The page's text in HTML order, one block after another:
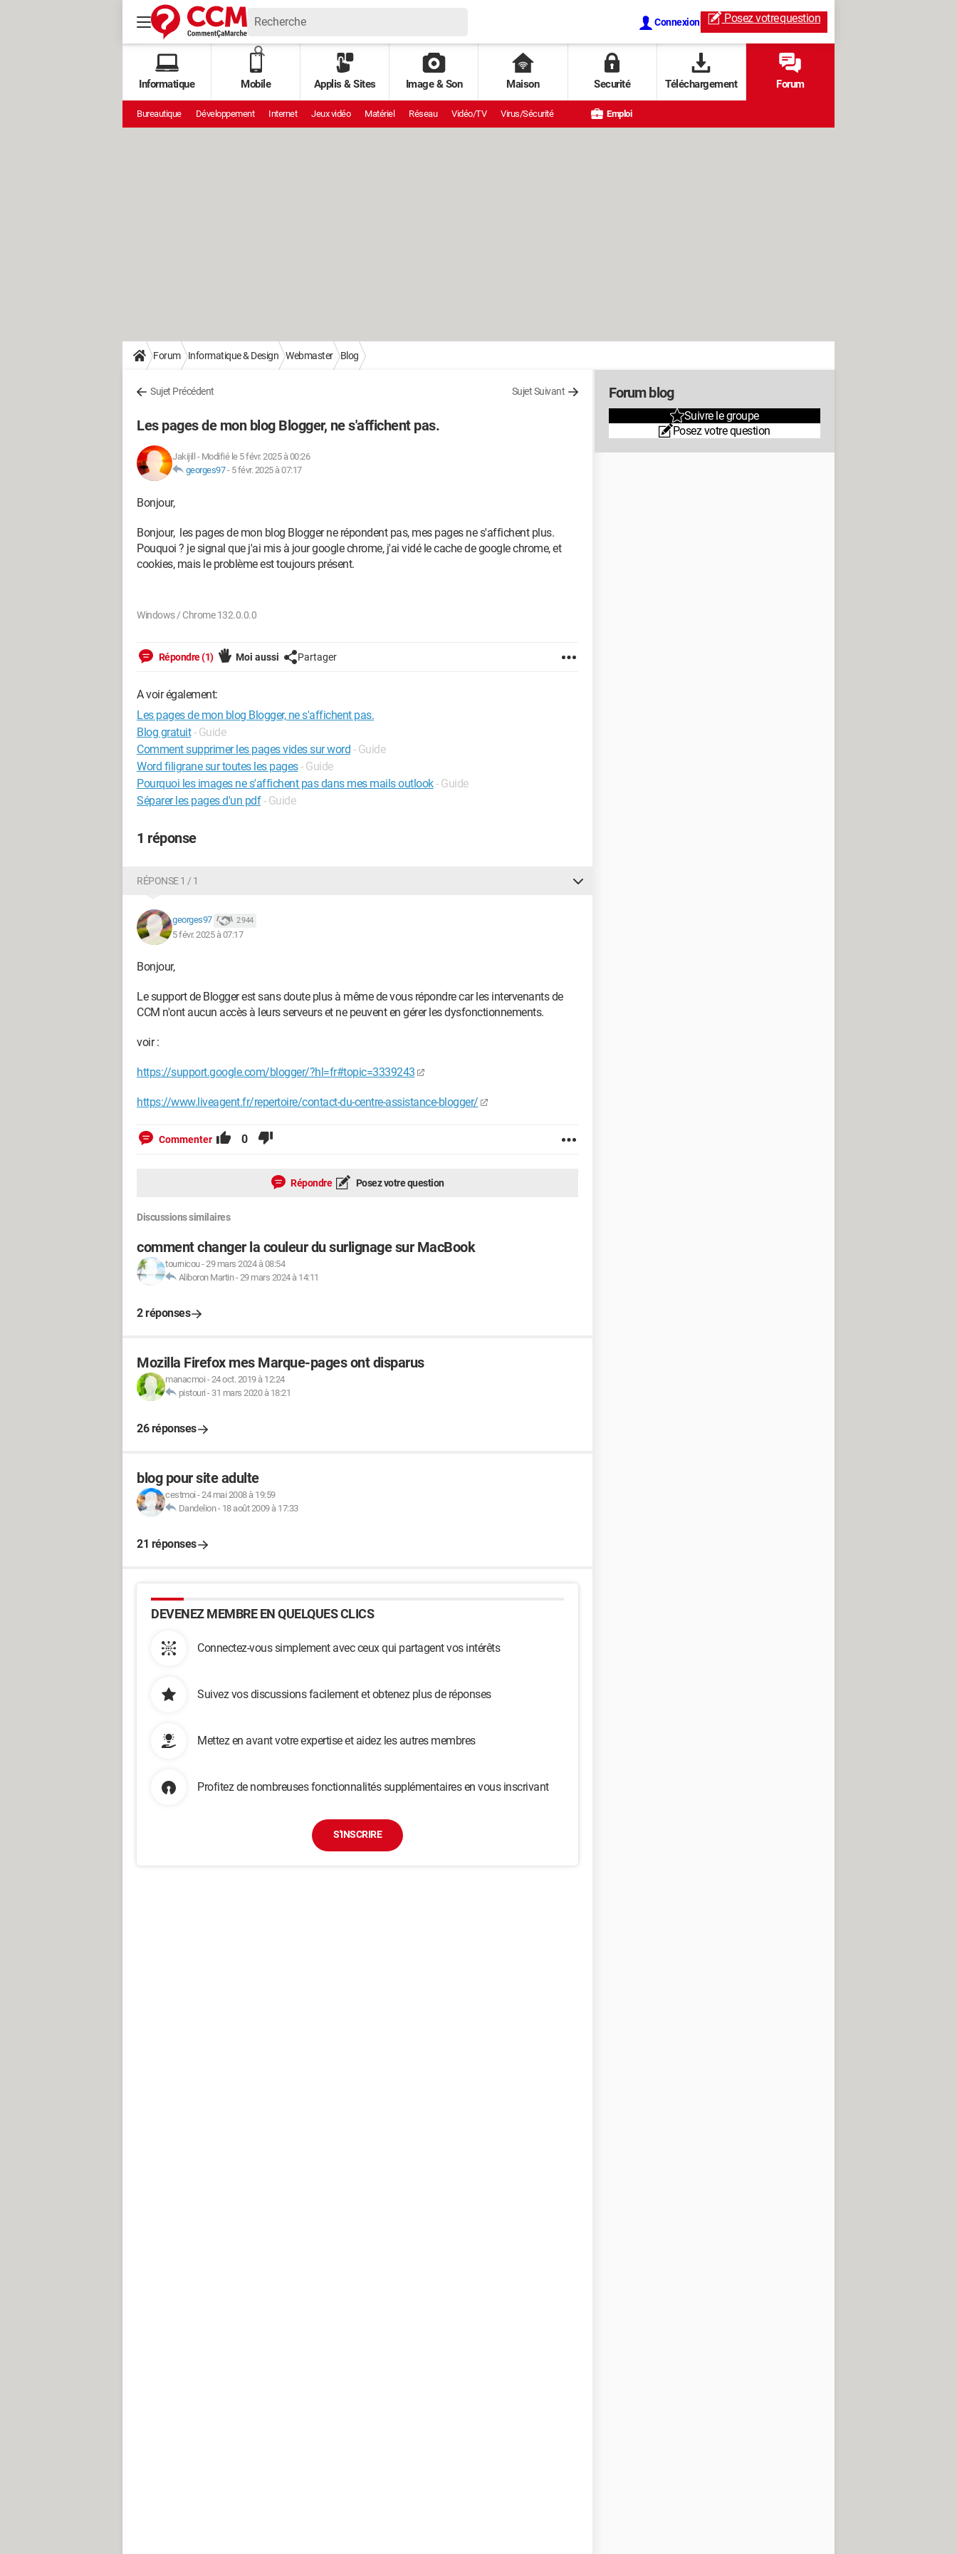
Connexion Posez votrequestion
Informatique Mobile Applis & Sites Image & Son Maison Securité Téléchargement Forum
Bureautique Développement Internet Jeux vidéo Matériel Réseau Vidéo/TV Virus/Sécurité Emploi
Forum Informatique & Design Webmaster Blog
Sujet Précédent Sujet Suivant
Les pages de mon blog Blogger, ne s'affichent pas.
Jakijill - Modifié le 5 févr. 2025 à 00:26
georges97- 5 févr. 2025 à 07:17
Bonjour,
Bonjour, les pages de mon blog Blogger ne répondent pas, mes pages ne s'affichent plus.
Pouquoi ? je signal que j'ai mis à jour google chrome, j'ai vidé le cache de google chrome, et
cookies, mais le problème est toujours présent.
Windows / Chrome 132.0.0.0
Répondre (1) Moi aussi Partager
A voir également:
Les pages de mon blog Blogger, ne s'affichent pas.
Blog gratuit - Guide
Comment supprimer les pages vides sur word - Guide
Word filigrane sur toutes les pages- Guide
Pourquoi les images ne s'affichent pas dans mes mails outlook- Guide
Séparer les pages d'un pdf - Guide
1 réponse
RÉPONSE 1 / 1
georges97 2 944
5 févr. 2025 à 07:17
Bonjour,
Le support de Blogger est sans doute plus à même de vous répondre car les intervenants de
CCM n'ont aucun accès à leurs serveurs et ne peuvent en gérer les dysfonctionnements.
voir :
https://support.google.com/blogger/?hl=fr#topic=3339243
https://www.liveagent.fr/repertoire/contact-du-centre-assistance-blogger/
Commenter 0
Répondre Posez votre question
Discussions similaires
comment changer la couleur du surlignage sur MacBook
tournicou-29 mars 2024 à 08:54
Aliboron Martin-29 mars 2024 à 14:11
2 réponses
Mozilla Firefox mes Marque-pages ont disparus
manacmoi -24 oct. 2019 à 12:24
pistouri - 31 mars 2020 à 18:21
26 réponses
blog pour site adulte
cestmoi -24 mai 2008 à 19:59
Dandelion- 18 août 2009 à 17:33
21 réponses
DEVENEZ MEMBRE EN QUELQUES CLICS
Connectez-vous simplement avec ceux qui partagent vos intérêts
Suivez vos discussions facilement et obtenez plus de réponses
Mettez en avant votre expertise et aidez les autres membres
Profitez de nombreuses fonctionnalités supplémentaires en vous inscrivant
S'INSCRIRE
Forum blog
Suivre le groupe
Posez votre question